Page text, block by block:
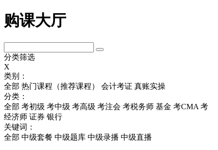
购课大厅
分类筛选
X
类别：
全部 热门课程（推荐课程） 会计考证 真账实操
分类：
全部 考初级 考中级 考高级 考注会 考税务师 基金 考CMA 考
经济师 证券 银行
关键词：
全部 中级套餐 中级题库 中级录播 中级直播